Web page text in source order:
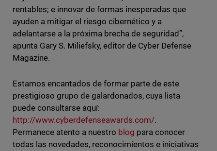
rentables; e innovar de formas inesperadas que
ayuden a mitigar el riesgo cibernético y a
adelantarse a la próxima brecha de seguridad”,
apunta Gary S. Miliefsky, editor de Cyber Defense
Magazine.
Estamos encantados de formar parte de este
prestigioso grupo de galardonados, cuya lista
puede consultarse aquí:
http://www.cyberdefenseawards.com/.
Permanece atento a nuestro blog para conocer
todas las novedades, reconocimientos e iniciativas